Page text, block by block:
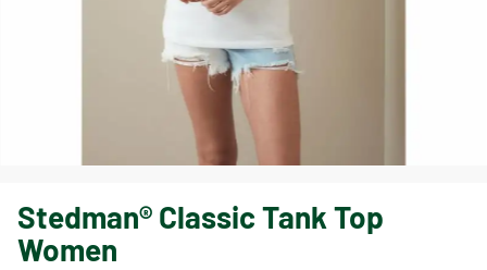
Stedman® Classic Tank Top
Women